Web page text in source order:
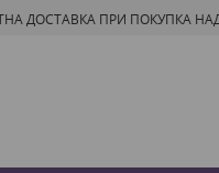
ДОСТАВКА ПРИ ПОКУПКА НАД